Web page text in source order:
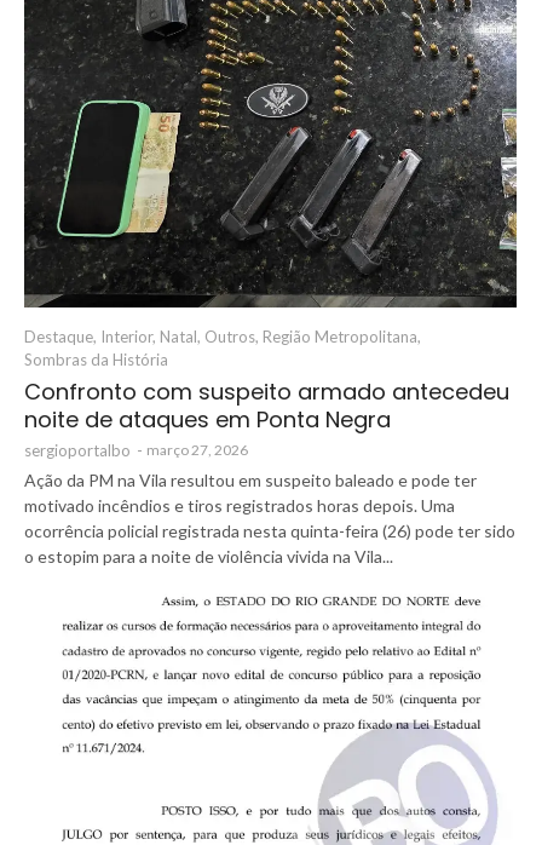
Destaque, Interior, Natal, Outros, Região Metropolitana,
Sombras da História
Confronto com suspeito armado antecedeu
noite de ataques em Ponta Negra
sergioportalbo - março 27, 2026
Ação da PM na Vila resultou em suspeito baleado e pode ter
motivado incêndios e tiros registrados horas depois. Uma
ocorrência policial registrada nesta quinta-feira (26) pode ter sido
o estopim para a noite de violência vivida na Vila...